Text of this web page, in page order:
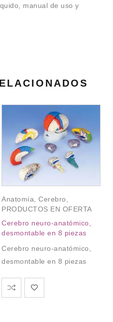
manual de uso y
Anatomía Cerebro
PRODUCTOS EN OFERTA
Cerebro neuro-anatómico,
desmontable en 8 piezas
Cerebro neuro-anatómico,
desmontable en 8 piezas